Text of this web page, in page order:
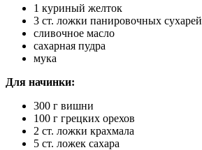
1 куриный желток
3 ст. ложки панировочных сухарей
сливочное масло
сахарная пудра
мука
Для начинки:
300 г вишни
100 г грецких орехов
2 ст. ложки крахмала
5 ст. ложек сахара